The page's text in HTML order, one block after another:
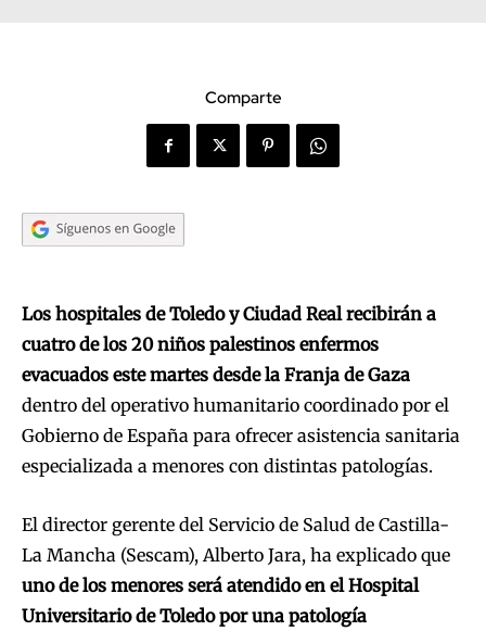
Comparte
Los hospitales de Toledo y Ciudad Real recibirán a
cuatro de los 20 niños palestinos enfermos
evacuados este martes desde la Franja de Gaza
dentro del operativo humanitario coordinado por el
Gobierno de España para ofrecer asistencia sanitaria
especializada a menores con distintas patologías.
El director gerente del Servicio de Salud de Castilla-
La Mancha (Sescam), Alberto Jara, ha explicado que
uno de los menores será atendido en el Hospital
Universitario de Toledo por una patología